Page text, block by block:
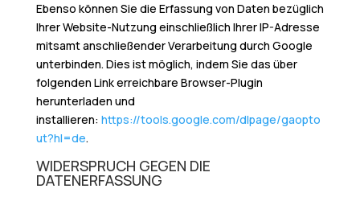
Ebenso können Sie die Erfassung von Daten bezüglich
Ihrer Website-Nutzung einschließlich Ihrer IP-Adresse
mitsamt anschließender Verarbeitung durch Google
unterbinden. Dies ist möglich, indem Sie das über
folgenden Link erreichbare Browser-Plugin
herunterladen und
installieren: https://tools.google.com/dlpage/gaopto
ut?hl=de.
WIDERSPRUCH GEGEN DIE
DATENERFASSUNG